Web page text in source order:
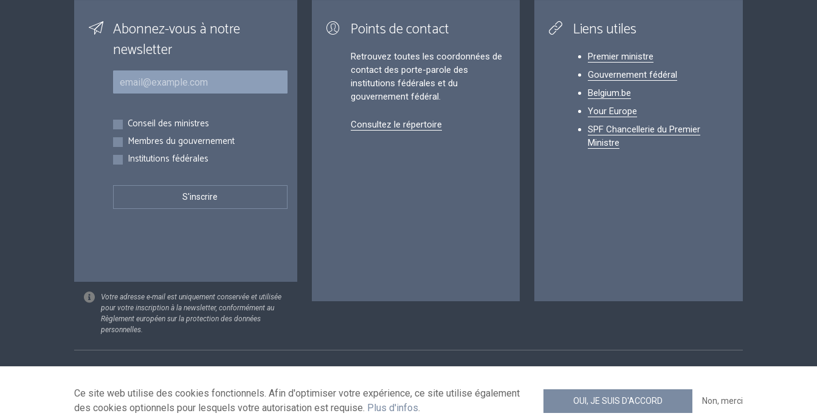
Abonnez-vous à notre
newsletter
Courriel
Inscriptions
Conseil des ministres
Membres du gouvernement
Institutions fédérales
Votre adresse e-mail est uniquement conservée et utilisée
pour votre inscription à la newsletter, conformément au
Règlement européen sur la protection des données
personnelles.
Points de contact
Retrouvez toutes les coordonnées de
contact des porte-parole des
institutions fédérales et du
gouvernement fédéral.
Consultez le répertoire
Liens utiles
Premier ministre
Gouvernement fédéral
Belgium.be
Your Europe
SPF Chancellerie du Premier
Ministre
Ce site web utilise des cookies fonctionnels. Afin d'optimiser votre expérience, ce site utilise également
des cookies optionnels pour lesquels votre autorisation est requise. Plus d'infos.
OUI, JE SUIS D'ACCORD Non, merci